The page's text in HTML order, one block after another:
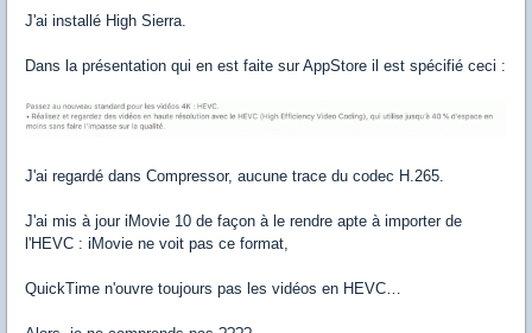
J'ai installé High Sierra.
Dans la présentation qui en est faite sur AppStore il est spécifié ceci :
J'ai regardé dans Compressor, aucune trace du codec H.265.
J'ai mis à jour iMovie 10 de façon à le rendre apte à importer de
l'HEVC : iMovie ne voit pas ce format,
QuickTime n'ouvre toujours pas les vidéos en HEVC…